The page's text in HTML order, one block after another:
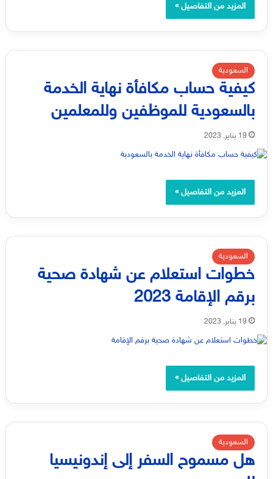
المزيد من التفاصيل »
السعودية
كيفية حساب مكافأة نهاية الخدمة
بالسعودية للموظفين وللمعلمين
19 يناير, 2023
المزيد من التفاصيل »
السعودية
خطوات استعلام عن شهادة صحية
برقم الإقامة 2023
19 يناير, 2023
المزيد من التفاصيل »
السعودية
هل مسموح السفر إلى إندونيسيا